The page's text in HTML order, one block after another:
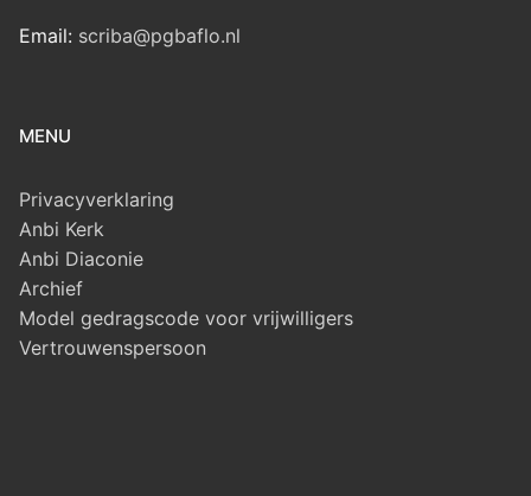
Email: scriba@pgbaflo.nl
MENU
Privacyverklaring
Anbi Kerk
Anbi Diaconie
Archief
Model gedragscode voor vrijwilligers
Vertrouwenspersoon